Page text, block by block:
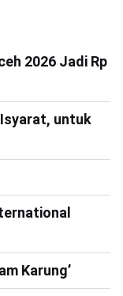
2026 Jadi Rp
untuk
Karung’